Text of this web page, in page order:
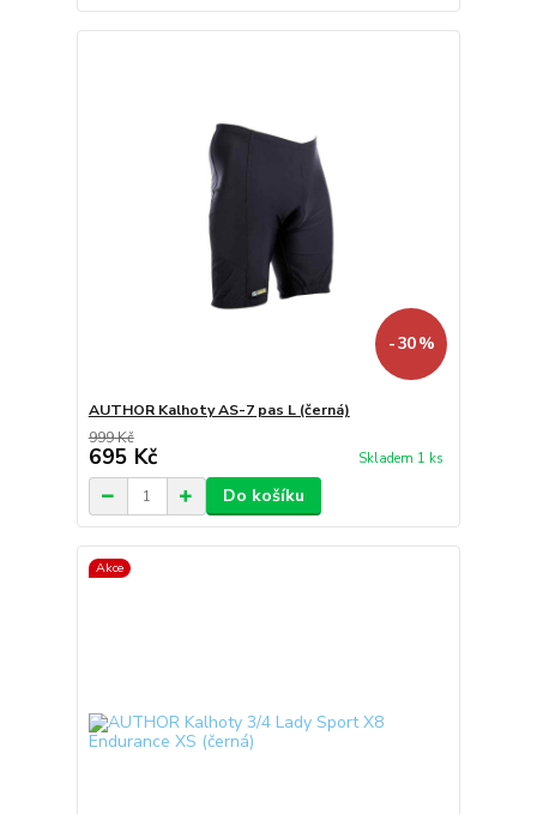
- 30 %
AUTHOR Kalhoty AS-7 pas L (černá)
999 Kč
695 Kč Skladem 1 ks
Do košíku
Akce